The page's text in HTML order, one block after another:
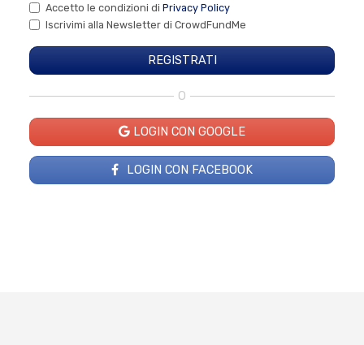
Accetto le condizioni di Privacy Policy
Iscrivimi alla Newsletter di CrowdFundMe
O
LOGIN CON GOOGLE
LOGIN CON FACEBOOK